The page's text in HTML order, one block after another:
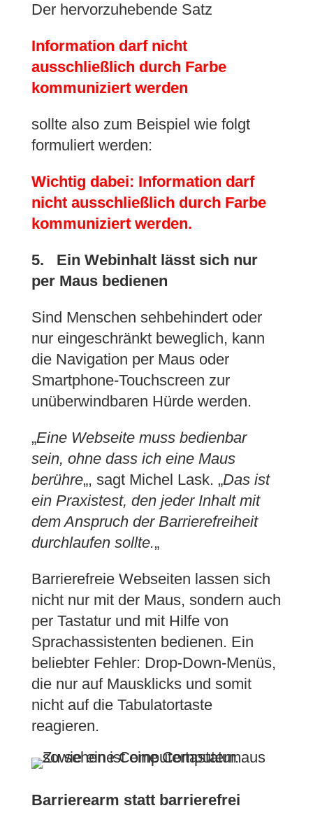
Der hervorzuhebende Satz
Information darf nicht
ausschließlich durch Farbe
kommuniziert werden
sollte also zum Beispiel wie folgt
formuliert werden:
Wichtig dabei: Information darf
nicht ausschließlich durch Farbe
kommuniziert werden.
5. Ein Webinhalt lässt sich nur
per Maus bedienen
Sind Menschen sehbehindert oder
nur eingeschränkt beweglich, kann
die Navigation per Maus oder
Smartphone-Touchscreen zur
unüberwindbaren Hürde werden.
„Eine Webseite muss bedienbar
sein, ohne dass ich eine Maus
berühre„, sagt Michel Lask. „Das ist
ein Praxistest, den jeder Inhalt mit
dem Anspruch der Barrierefreiheit
durchlaufen sollte.„
Barrierefreie Webseiten lassen sich
nicht nur mit der Maus, sondern auch
per Tastatur und mit Hilfe von
Sprachassistenten bedienen. Ein
beliebter Fehler: Drop-Down-Menüs,
die nur auf Mausklicks und somit
nicht auf die Tabulatortaste
reagieren.
Barrierearm statt barrierefrei